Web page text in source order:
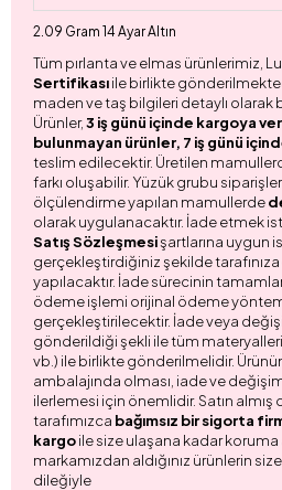
2.09 Gram 14 Ayar Altın
Tüm pırlanta ve elmas ürünlerimiz,
Sertifikasıile birlikte
maden ve taş bilgileri detaylı olarak
Ürünler,3 iş günü içinde kargoya
bulunmayan ürünler, 7 iş günü
teslim edilecektir. Üretilen
farkı oluşabilir. Yüzük grubu
ölçülendirme yapılan mamullerde
olarak uygulanacaktır. İade etmek
Satış Sözleşmesişartlarına uygun
gerçekleştirdiğiniz şekilde tarafınıza
yapılacaktır. İade sürecinin
ödeme işlemi orijinal ödeme
gerçekleştirilecektir. İade veya
gönderildiği şekli ile tüm
vb.) ile birlikte gönderilmelidir.
ambalajında olması, iade ve
ilerlemesi için önemlidir. Satın almış
tarafımızca bağımsız bir sigorta
kargoile size ulaşana kadar koruma
markamızdan aldığınız ürünlerin
dileğiyle